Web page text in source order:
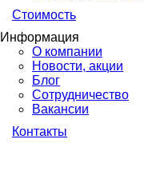
Стоимость
Информация
О компании
Новости, акции
Блог
Сотрудничество
Вакансии
Контакты